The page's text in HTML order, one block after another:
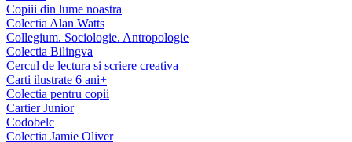
Copiii din lume noastra
Colectia Alan Watts
Collegium. Sociologie. Antropologie
Colectia Bilingva
Cercul de lectura si scriere creativa
Carti ilustrate 6 ani+
Colectia pentru copii
Cartier Junior
Codobelc
Colectia Jamie Oliver